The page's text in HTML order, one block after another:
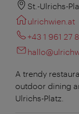
St.-Ulrichs-
ulrichwien.at
+43 1 961 27
A trendy
outdoor dining
Ulrichs-Platz.